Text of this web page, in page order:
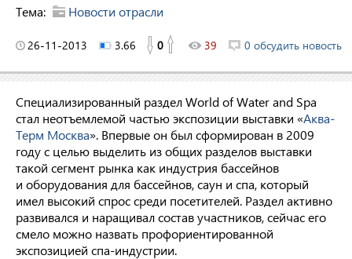
Тема: Новости отрасли
26-11-2013 3.66 0 39 0 обсудить новость
Специализированный раздел World of Water and Spa
стал неотъемлемой частью экспозиции выставки «Аква-
Терм Москва». Впервые он был сформирован в 2009
году с целью выделить из общих разделов выставки
такой сегмент рынка как индустрия бассейнов
и оборудования для бассейнов, саун и спа, который
имел высокий спрос среди посетителей. Раздел активно
развивался и наращивал состав участников, сейчас его
смело можно назвать профориентированной
экспозицией спа-индустрии.